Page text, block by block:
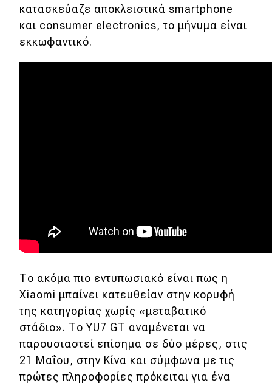
Mobility
Σταθμοί φόρτισης
Μεταχειρισμένο
Συμβουλές
Χρηστικά
Συμβουλές
κατασκεύαζε αποκλειστικά smartphone
και consumer electronics, το μήνυμα είναι
εκκωφαντικό.
Το ακόμα πιο εντυπωσιακό είναι πως η
Xiaomi μπαίνει κατευθείαν στην κορυφή
της κατηγορίας χωρίς «μεταβατικό
στάδιο». Το YU7 GT αναμένεται να
παρουσιαστεί επίσημα σε δύο μέρες, στις
21 Μαΐου, στην Κίνα και σύμφωνα με τις
πρώτες πληροφορίες πρόκειται για ένα